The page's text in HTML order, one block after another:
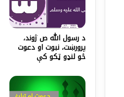
د رسول الله ص ژوند،‌
پرورښت، نبوت او دعوت
څو لنډو ټکو کې